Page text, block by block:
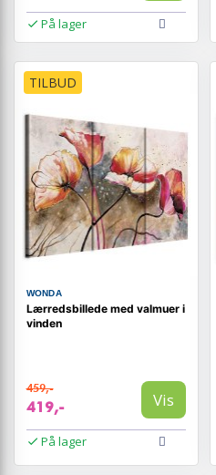
På lager
TILBUD
WONDA
Lærredsbillede med valmuer i
vinden
459,-
419,- Vis
På lager